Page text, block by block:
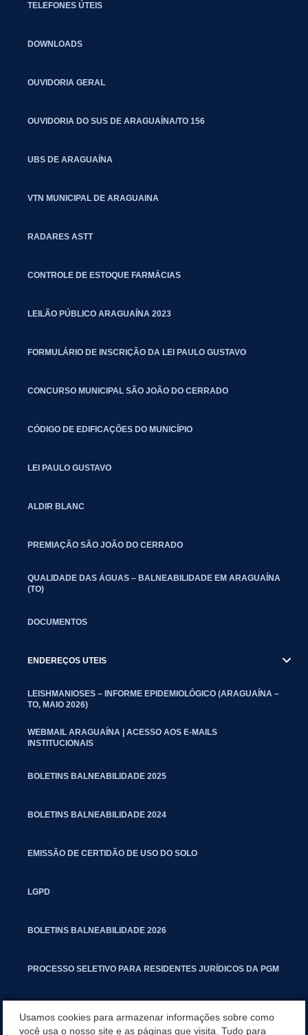
TELEFONES ÚTEIS
DOWNLOADS
OUVIDORIA GERAL
OUVIDORIA DO SUS DE ARAGUAÍNA/TO 156
UBS DE ARAGUAÍNA
VTN MUNICIPAL DE ARAGUAINA
RADARES ASTT
CONTROLE DE ESTOQUE FARMÁCIAS
LEILÃO PÚBLICO ARAGUAÍNA 2023
FORMULÁRIO DE INSCRIÇÃO DA LEI PAULO GUSTAVO
CONCURSO MUNICIPAL SÃO JOÃO DO CERRADO
CÓDIGO DE EDIFICAÇÕES DO MUNICÍPIO
LEI PAULO GUSTAVO
ALDIR BLANC
PREMIAÇÃO SÃO JOÃO DO CERRADO
QUALIDADE DAS ÁGUAS – BALNEABILIDADE EM ARAGUAÍNA
(TO)
DOCUMENTOS
ENDEREÇOS UTEIS
LEISHMANIOSES – INFORME EPIDEMIOLÓGICO (ARAGUAÍNA –
TO, MAIO 2026)
WEBMAIL ARAGUAÍNA | ACESSO AOS E-MAILS
INSTITUCIONAIS
BOLETINS BALNEABILIDADE 2025
BOLETINS BALNEABILIDADE 2024
EMISSÃO DE CERTIDÃO DE USO DO SOLO
LGPD
BOLETINS BALNEABILIDADE 2026
PROCESSO SELETIVO PARA RESIDENTES JURÍDICOS DA PGM
Usamos cookies para armazenar informações sobre como
você usa o nosso site e as páginas que visita. Tudo para